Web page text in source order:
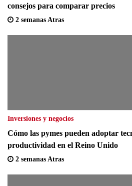
consejos para comparar precios
2 semanas Atras
Inversiones y negocios
Cómo las pymes pueden adoptar
productividad en el Reino Unido
2 semanas Atras